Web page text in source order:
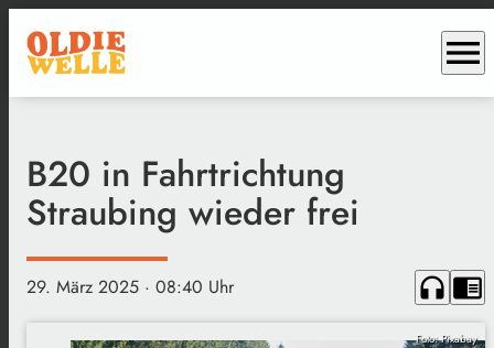
menu
B20 in Fahrtrichtung
Straubing wieder frei
29. März 2025 · 08:40 Uhr headphones chrome_reader_mode
Foto: Pixabay